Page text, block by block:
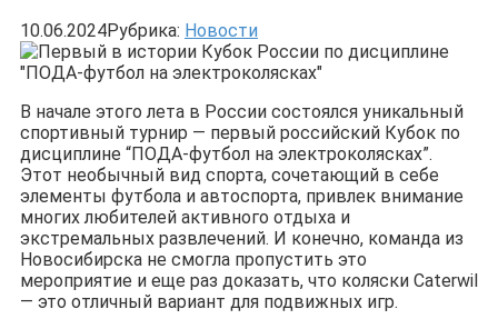
10.06.2024Рубрика: Новости
В начале этого лета в России состоялся уникальный
спортивный турнир — первый российский Кубок по
дисциплине “ПОДА-футбол на электроколясках”.
Этот необычный вид спорта, сочетающий в себе
элементы футбола и автоспорта, привлек внимание
многих любителей активного отдыха и
экстремальных развлечений. И конечно, команда из
Новосибирска не смогла пропустить это
мероприятие и еще раз доказать, что коляски Caterwil
— это отличный вариант для подвижных игр.